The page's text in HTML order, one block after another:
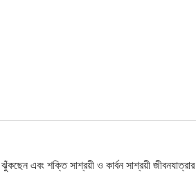
এবং শক্তি সাশ্রয়ী ও কার্বন সাশ্রয়ী